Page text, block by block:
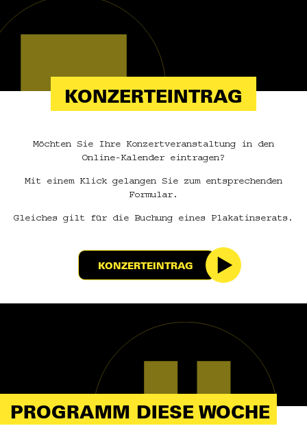
KONZERTEINTRAG
Möchten Sie Ihre Konzertveranstaltung in den
Online-Kalender eintragen?
Mit einem Klick gelangen Sie zum entsprechenden
Formular.
Gleiches gilt für die Buchung eines Plakatinserats.
KONZERTEINTRAG
PROGRAMM DIESE WOCHE